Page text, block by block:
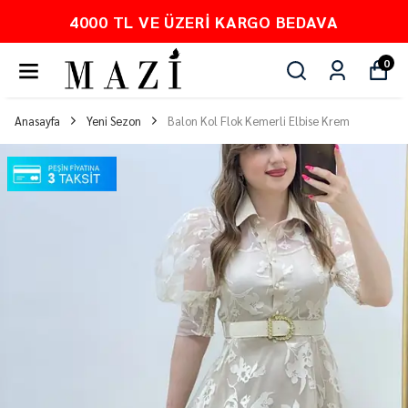
PEŞİN FİYATINA 3 TAKSİT
0
Anasayfa Yeni Sezon Balon Kol Flok Kemerli Elbise Krem